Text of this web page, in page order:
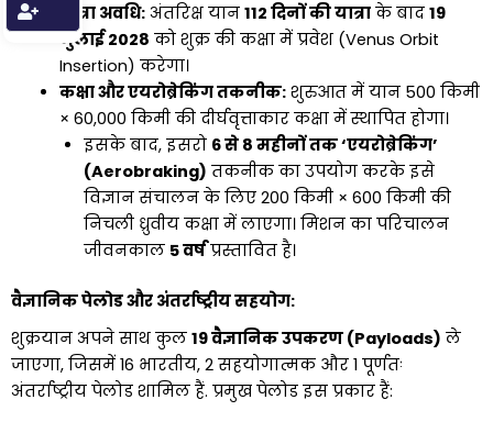
यात्रा अवधि:अंतरिक्ष यान 112 दिनों की यात्राके बाद 19
जुलाई 2028 को शुक्र की कक्षा में प्रवेश (Venus Orbit
Insertion) करेगा।
कक्षा और एयरोब्रेकिंग तकनीक:शुरुआत में यान 500 किमी
× 60,000 किमी की दीर्घवृत्ताकार कक्षा में स्थापित होगा।
इसके बाद, इसरो 6 से 8 महीनों तक ‘एयरोब्रेकिंग’
(Aerobraking) तकनीक का उपयोग करके इसे
विज्ञान संचालन के लिए 200 किमी × 600 किमी की
निचली ध्रुवीय कक्षा में लाएगा। मिशन का परिचालन
जीवनकाल 5 वर्षप्रस्तावित है।
वैज्ञानिक पेलोड और अंतर्राष्ट्रीय सहयोग:
शुक्रयान अपने साथ कुल 19 वैज्ञानिक उपकरण (Payloads) ले
जाएगा, जिसमें 16 भारतीय, 2 सहयोगात्मक और 1 पूर्णतः
अंतर्राष्ट्रीय पेलोड शामिल हैं. प्रमुख पेलोड इस प्रकार हैं: